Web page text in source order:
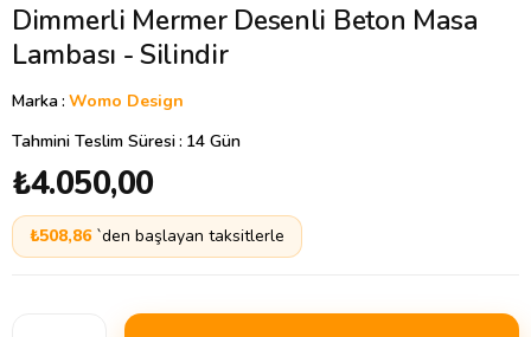
Dimmerli Mermer Desenli Beton Masa
Lambası - Silindir
Marka: Womo Design
Tahmini Teslim Süresi: 14 Gün
₺4.050,00
₺508,86 `den başlayan taksitlerle